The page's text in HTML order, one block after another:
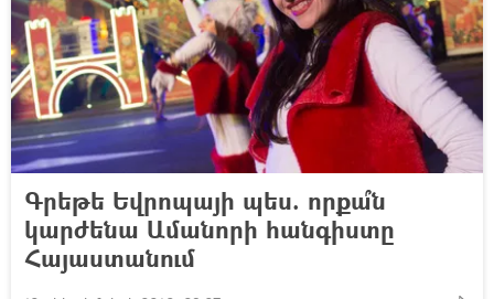
Գրեթե Եվրոպայի պես. որքա՞ն
կարժենա Ամանորի հանգիստը
Հայաստանում